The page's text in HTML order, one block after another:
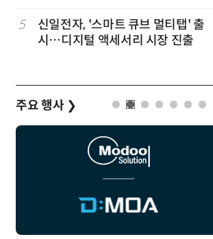
5
신일전자, '스마트 큐브 멀티탭' 출
시…디지털 액세서리 시장 진출
주요 행사 ❯